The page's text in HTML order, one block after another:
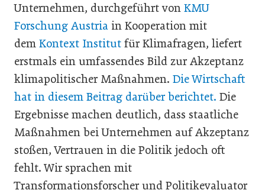
Unternehmen, durchgeführt von KMU
Forschung Austria in Kooperation mit
dem Kontext Institut für Klimafragen, liefert
erstmals ein umfassendes Bild zur Akzeptanz
klimapolitischer Maßnahmen. Die Wirtschaft
hat in diesem Beitrag darüber berichtet. Die
Ergebnisse machen deutlich, dass staatliche
Maßnahmen bei Unternehmen auf Akzeptanz
stoßen, Vertrauen in die Politik jedoch oft
fehlt. Wir sprachen mit
Transformationsforscher und Politikevaluator